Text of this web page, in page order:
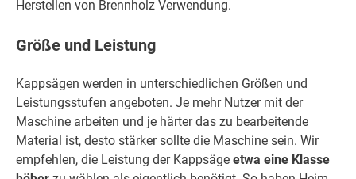
Herstellen von Brennholz Verwendung.
Größe und Leistung
Kappsägen werden in unterschiedlichen Größen und
Leistungsstufen angeboten. Je mehr Nutzer mit der
Maschine arbeiten und je härter das zu bearbeitende
Material ist, desto stärker sollte die Maschine sein. Wir
empfehlen, die Leistung der Kappsäge etwa eine Klasse